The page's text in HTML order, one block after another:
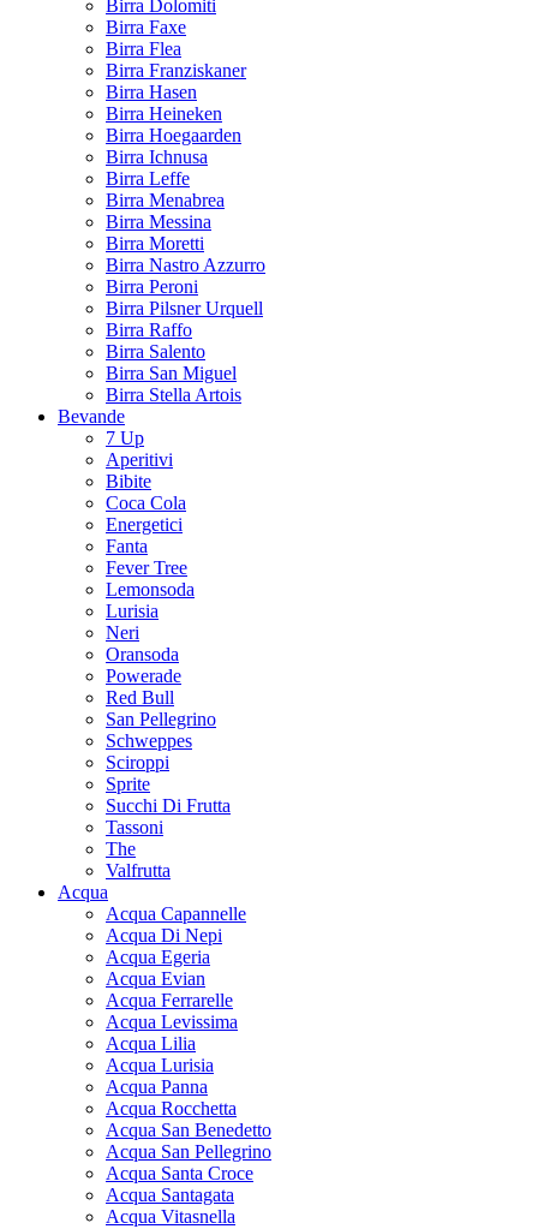
Birra Dolomiti
Birra Faxe
Birra Flea
Birra Franziskaner
Birra Hasen
Birra Heineken
Birra Hoegaarden
Birra Ichnusa
Birra Leffe
Birra Menabrea
Birra Messina
Birra Moretti
Birra Nastro Azzurro
Birra Peroni
Birra Pilsner Urquell
Birra Raffo
Birra Salento
Birra San Miguel
Birra Stella Artois
Bevande
7 Up
Aperitivi
Bibite
Coca Cola
Energetici
Fanta
Fever Tree
Lemonsoda
Lurisia
Neri
Oransoda
Powerade
Red Bull
San Pellegrino
Schweppes
Sciroppi
Sprite
Succhi Di Frutta
Tassoni
The
Valfrutta
Acqua
Acqua Capannelle
Acqua Di Nepi
Acqua Egeria
Acqua Evian
Acqua Ferrarelle
Acqua Levissima
Acqua Lilia
Acqua Lurisia
Acqua Panna
Acqua Rocchetta
Acqua San Benedetto
Acqua San Pellegrino
Acqua Santa Croce
Acqua Santagata
Acqua Vitasnella